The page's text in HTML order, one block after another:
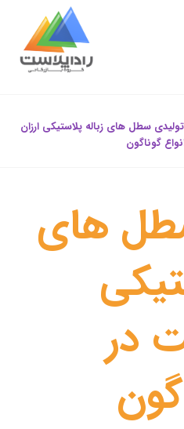
تولیدی سطل های زباله پلاستیکی ارزان
گوناگون
های
در